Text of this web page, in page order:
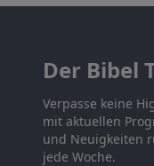
Der Bibel
Verpasse keine
mit aktuellen
und Neuigkeiten
jede Woche.